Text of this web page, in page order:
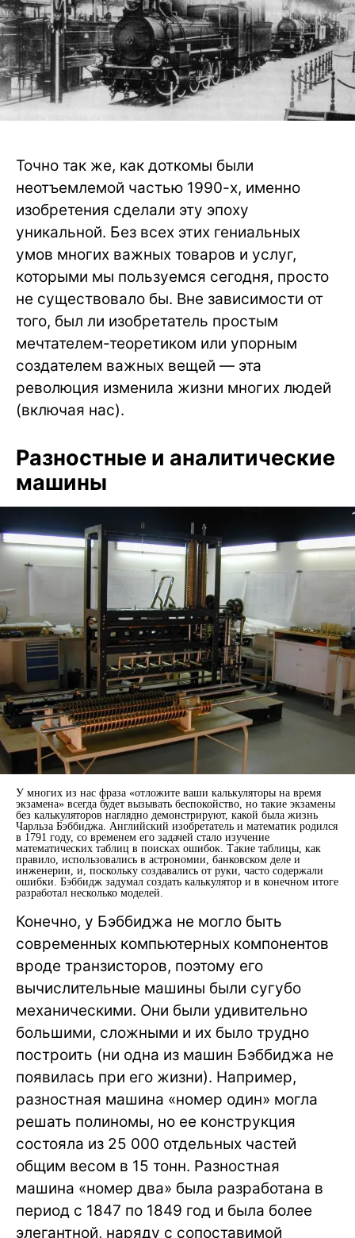
Точно так же, как доткомы были
неотъемлемой частью 1990-х, именно
изобретения сделали эту эпоху
уникальной. Без всех этих гениальных
умов многих важных товаров и услуг,
которыми мы пользуемся сегодня, просто
не существовало бы. Вне зависимости от
того, был ли изобретатель простым
мечтателем-теоретиком или упорным
создателем важных вещей — эта
революция изменила жизни многих людей
(включая нас).
Разностные и аналитические
машины
У многих из нас фраза «отложите ваши калькуляторы на время
экзамена» всегда будет вызывать беспокойство, но такие экзамены
без калькуляторов наглядно демонстрируют, какой была жизнь
Чарльза Бэббиджа. Английский изобретатель и математик родился
в 1791 году, со временем его задачей стало изучение
математических таблиц в поисках ошибок. Такие таблицы, как
правило, использовались в астрономии, банковском деле и
инженерии, и, поскольку создавались от руки, часто содержали
ошибки. Бэббидж задумал создать калькулятор и в конечном итоге
разработал несколько моделей.
Конечно, у Бэббиджа не могло быть
современных компьютерных компонентов
вроде транзисторов, поэтому его
вычислительные машины были сугубо
механическими. Они были удивительно
большими, сложными и их было трудно
построить (ни одна из машин Бэббиджа не
появилась при его жизни). Например,
разностная машина «номер один» могла
решать полиномы, но ее конструкция
состояла из 25 000 отдельных частей
общим весом в 15 тонн. Разностная
машина «номер два» была разработана в
период с 1847 по 1849 год и была более
элегантной, наряду с сопоставимой